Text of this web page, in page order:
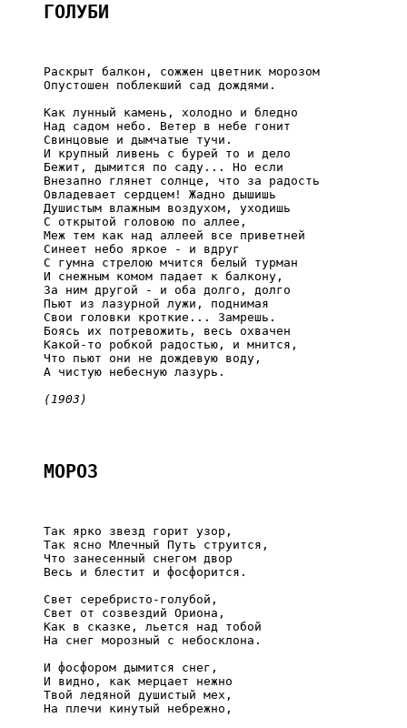
ГОЛУБИ
     Раскрыт балкон, сожжен цветник морозом
     Опустошен поблекший сад дождями.
     Как лунный камень, холодно и бледно
     Над садом небо. Ветер в небе гонит
     Свинцовые и дымчатые тучи.
     И крупный ливень с бурей то и дело
     Бежит, дымится по саду... Но если
     Внезапно глянет солнце, что за радость
     Овладевает сердцем! Жадно дышишь
     Душистым влажным воздухом, уходишь
     С открытой головою по аллее,
     Меж тем как над аллеей все приветней
     Синеет небо яркое - и вдруг
     С гумна стрелою мчится белый турман
     И снежным комом падает к балкону,
     За ним другой - и оба долго, долго
     Пьют из лазурной лужи, поднимая
     Свои головки кроткие... Замрешь.
     Боясь их потревожить, весь охвачен
     Какой-то робкой радостью, и мнится,
     Что пьют они не дождевую воду,
     А чистую небесную лазурь.
(1903)
МОРОЗ
     Так ярко звезд горит узор,
     Так ясно Млечный Путь струится,
     Что занесенный снегом двор
     Весь и блестит и фосфорится.
     Свет серебристо-голубой,
     Свет от созвездий Ориона,
     Как в сказке, льется над тобой
     На снег морозный с небосклона.
     И фосфором дымится снег,
     И видно, как мерцает нежно
     Твой ледяной душистый мех,
     На плечи кинутый небрежно,